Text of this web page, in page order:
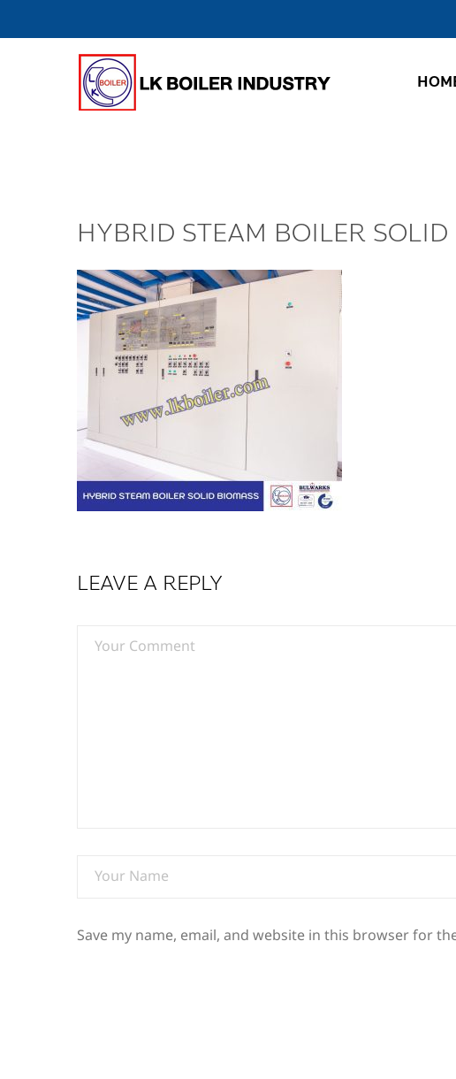
HYBRID STEAM BOILER SOLID
LEAVE A REPLY
Save my name, email, and website in this browser for